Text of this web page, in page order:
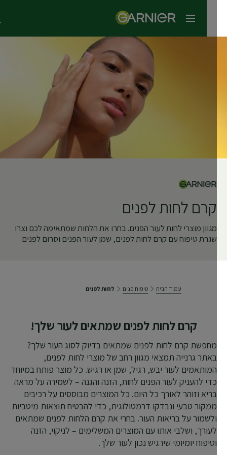
תפריט ראשי
קרם לחות לפנים
מגוון מוצרי לחות לעור הפנים. בחרו את הלחות שמתאימה לכם וצרו
שגרת טיפוח עם קרם לחות לפנים, שמן לעור הפנים וסרום לפנים.
עמוד הבית טיפוח פנים לחות לפנים
קרם לחות לפנים שמתאים לעור שלך!
מחפשת קרם לחות לפנים שמתאים בדיוק לסוג העור שלך?
באתר גרנייה תמצאי מגוון רחב של מוצרי לחות לפנים,
המותאמים לעור יבש, רגיל, שמן או רגיש. כל מוצר פותח במיוחד
כדי להעניק לעור הפנים לחות, הזנה והגנה – לשמירה על מראה
בריא וזוהר לאורך כל היום. כל המוצרים מבוססים על רכיבים
ממקור טבעי ונבדקו דרמטולוגית, כדי להבטיח תוצאות מיטביות
ולשמור על בריאות העור. בחרי את קרם הלחות לפנים שמתאים
לעורך, ושלבי אותו עם המוצרים המשלימים – לניקוי, הזנה
וטיפוח יומיומי שירגיש נכון לעור שלך.